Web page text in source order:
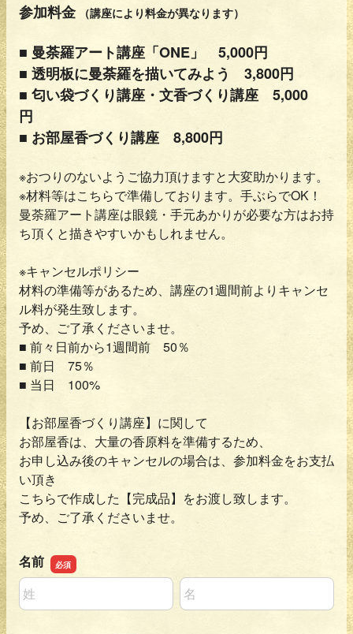
参加料金 （講座により料金が異なります）
■ 曼荼羅アート講座「ONE 」 5,000円
■ 透明板に曼荼羅を描いてみよう
3,800円
■ 匂い袋づくり講座・文香づくり講座 5,000
円
■ お部屋香づくり講座 8,800円
※おつりのないようご協力頂けますと大変助かります。
※材料等はこちらで準備しております。手ぶらでOK！
曼荼羅アート講座は眼鏡・手元あかりが必要な方はお持
ち頂くと描きやすいかもしれません。
※キャンセルポリシー
材料の準備等があるため、講座の1週間前よりキャンセ
ル料が発生致します。
予め、ご了承くださいませ。
■ 前々日前から1週間前 50％
■ 前日 75％
■ 当日 100%
【お部屋香づくり講座】に関して
お部屋香は、大量の香原料を準備するため、
お申し込み後のキャンセルの場合は、参加料金をお支払
い頂き
こちらで作成した【完成品】をお渡し致します。
予め、ご了承くださいませ。
名前
名前の姓
名前の名